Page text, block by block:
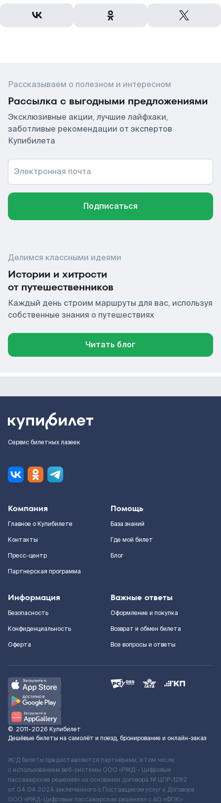
Рассказываем о полезном и интересном
Рассылка с выгодными предложениями
Эксклюзивные акции, лучшие лайфхаки,
заботливые рекомендации от экспертов
Купибилета
Электронная почта
Подписаться
Делимся классными идеями
Истории и хитрости
от путешественников
Каждый день строим маршруты для вас, используя
собственные знания о путешествиях
Читать блог
Сервис билетных лазеек
Компания
Главное о Купибилете
Контакты
Пресс-центр
Партнерская программа
Помощь
База знаний
Где мой билет
Блог
Информация
Безопасность
Конфиденциальность
Оферта
Важные ответы
Оформление и покупка
Возврат и обмен билета
Все вопросы и ответы
© 2011–2026 Купибилет
Дешёвые билеты на самолёт и поезд, бронирование и онлайн-заказ
Ж/Д билеты предоставляются партнёрами, в том числе
с использованием веб-системы ООО «РЖД – Цифровые
пассажирские решения» на основании договора № ЦПР-1282
от 04.04.2024 заключенного с Поставщиком услуг и Договора
ООО «РЖД-Цифровые пассажирские решения» c АО «ФПК»